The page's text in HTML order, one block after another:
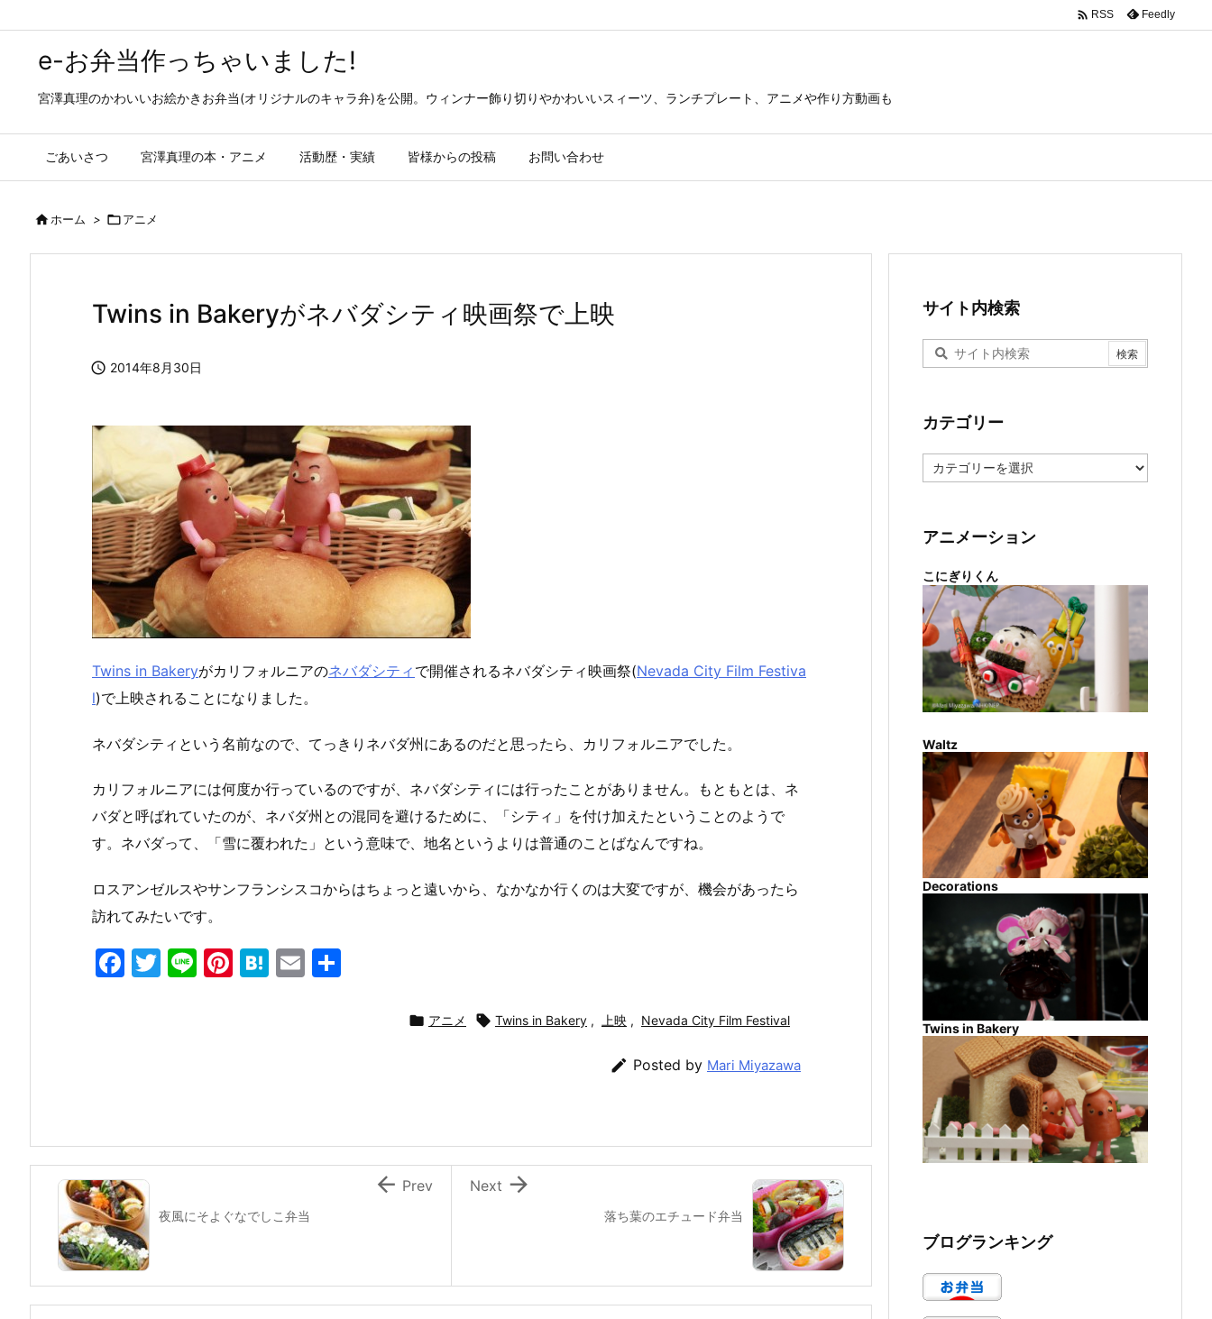
e-お弁当作っちゃいました!
宮澤真理のかわいいお絵かきお弁当(オリジナルのキャラ弁)を公開。ウィンナー飾り切りやかわいいスィーツ、ランチプレート、アニメや作り方動画も
ごあいさつ 宮澤真理の本・アニメ 活動歴・実績 皆様からの投稿 お問い合わせ
 RSS Feedly
ホーム > アニメ
Twins in Bakeryがネバダシティ映画祭で上映
 2014年8月30日
Twins in Bakeryがカリフォルニアのネバダシティ で開催されるネバダシティ映画祭(Nevada City Film Festiva
l)で上映されることになりました。
ネバダシティという名前なので、てっきりネバダ州にあるのだと思ったら、カリフォルニアでした。
カリフォルニアには何度か行っているのですが、ネバダシティには行ったことがありません。もともとは、ネ
バダと呼ばれていたのが、ネバダ州との混同を避けるために、「シティ」を付け加えたということのようで
す。ネバダって、「雪に覆われた」という意味で、地名というよりは普通のことばなんですね。
ロスアンゼルスやサンフランシスコからはちょっと遠いから、なかなか行くのは大変ですが、機会があったら
訪れてみたいです。
F
k
T
Li Pi H
E
 アニメ  Twins in Bakery , 上映 , Nevada City Film Festival
 Posted by Mari Miyazawa
落ち葉のエチュード弁当

Next
夜風にそよぐなでしこ弁当
 Prev
サイト内検索
カテゴリー
テ
ー
アニメーション
こにぎりくん
Waltz
Decorations
Twins in Bakery
ブログランキング